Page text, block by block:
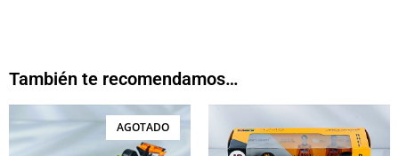
También te recomendamos…
AGOTADO